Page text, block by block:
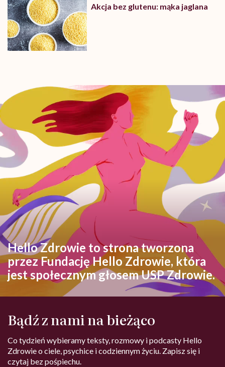
Akcja bez glutenu: mąka jaglana
Hello Zdrowie to strona tworzona
przez Fundację Hello Zdrowie, która
jest społecznym głosem USP Zdrowie.
Bądź z nami na bieżąco
Co tydzień wybieramy teksty, rozmowy i podcasty Hello
Zdrowie o ciele, psychice i codziennym życiu. Zapisz się i
czytaj bez pośpiechu.